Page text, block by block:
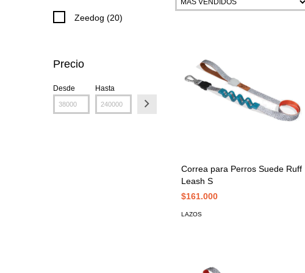
Zeedog (20)
Precio
Desde Hasta
Correa para Perros Suede Ruff
Leash S
$161.000
LAZOS